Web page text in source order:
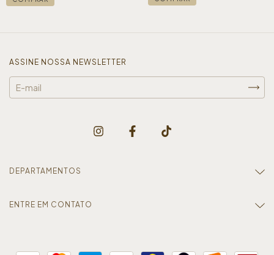
ASSINE NOSSA NEWSLETTER
DEPARTAMENTOS
ENTRE EM CONTATO